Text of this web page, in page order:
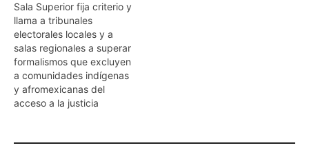
Sala Superior fija criterio y
llama a tribunales
electorales locales y a
salas regionales a superar
formalismos que excluyen
a comunidades indígenas
y afromexicanas del
acceso a la justicia